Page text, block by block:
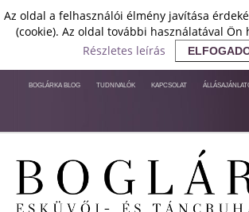
Az oldal a felhasználói élmény javítása
(cookie). Az oldal további használatával Ön
Részletes leírás
KAPCSOLAT
TUDNIVALÓK
BOGLÁRKA BLOG